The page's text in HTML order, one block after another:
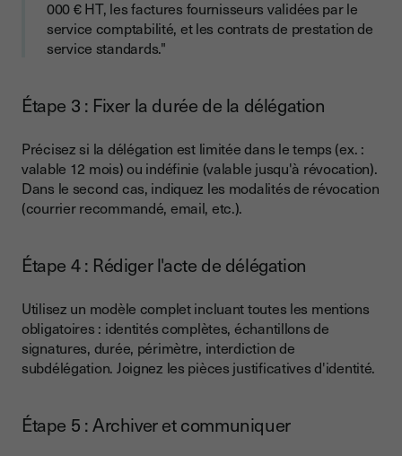
000 € HT, les factures fournisseurs validées par le
service comptabilité, et les contrats de prestation de
service standards."
Étape 3 : Fixer la durée de la délégation
Précisez si la délégation est limitée dans le temps (ex. :
valable 12 mois) ou indéfinie (valable jusqu'à révocation).
Dans le second cas, indiquez les modalités de révocation
(courrier recommandé, email, etc.).
Étape 4 : Rédiger l'acte de délégation
Utilisez un modèle complet incluant toutes les mentions
obligatoires : identités complètes, échantillons de
signatures, durée, périmètre, interdiction de
subdélégation. Joignez les pièces justificatives d'identité.
Étape 5 : Archiver et communiquer